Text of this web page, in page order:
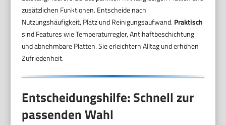
zusätzlichen Funktionen. Entscheide nach
Nutzungshäufigkeit, Platz und Reinigungsaufwand. Praktisch
sind Features wie Temperaturregler, Antihaftbeschichtung
und abnehmbare Platten. Sie erleichtern Alltag und erhöhen
Zufriedenheit.
Entscheidungshilfe: Schnell zur
passenden Wahl